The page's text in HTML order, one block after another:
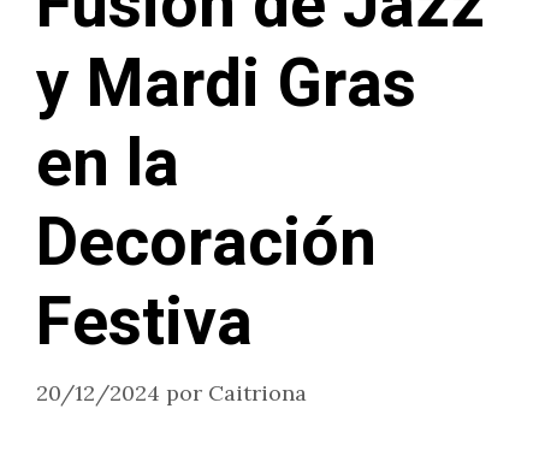
y Mardi Gras
en la
Decoración
Festiva
20/12/2024 por Caitriona